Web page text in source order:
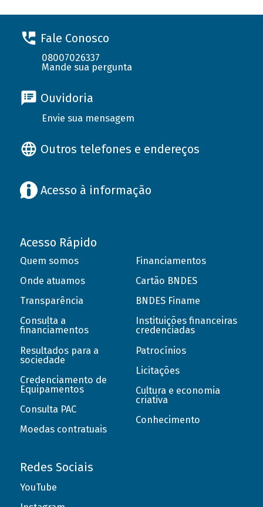
Fale Conosco
08007026337
Mande sua pergunta
Ouvidoria
Envie sua mensagem
Outros telefones e endereços
Acesso à informação
Acesso Rápido
Quem somos
Onde atuamos
Transparência
Consulta a
financiamentos
Resultados para a
sociedade
Credenciamento de
Equipamentos
Consulta PAC
Moedas contratuais
Financiamentos
Cartão BNDES
BNDES Finame
Instituições financeiras
credenciadas
Patrocínios
Licitações
Cultura e economia
criativa
Conhecimento
Redes Sociais
YouTube